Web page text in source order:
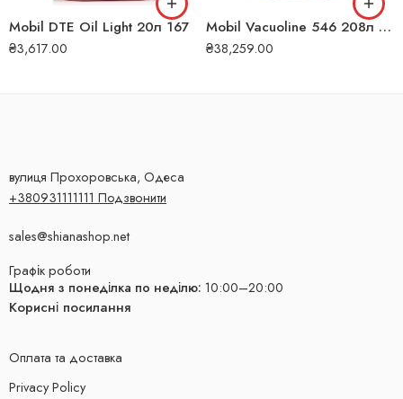
Mobil DTE Oil Light 20л 167
₴3,617.00
Mobil Vacuoline 546 208л 126574
₴38,259.00
вулиця Прохоровська, Одеса
+380931111111 Подзвонити
sales@shianashop.net
Графік роботи
Щодня з понеділка по неділю: 10:00–20:00
Корисні посилання
Оплата та доставка
Privacy Policy